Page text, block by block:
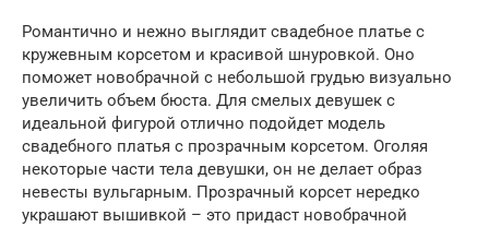
Романтично и нежно выглядит свадебное платье с
кружевным корсетом и красивой шнуровкой. Оно
поможет новобрачной с небольшой грудью визуально
увеличить объем бюста. Для смелых девушек с
идеальной фигурой отлично подойдет модель
свадебного платья с прозрачным корсетом. Оголяя
некоторые части тела девушки, он не делает образ
невесты вульгарным. Прозрачный корсет нередко
украшают вышивкой – это придаст новобрачной